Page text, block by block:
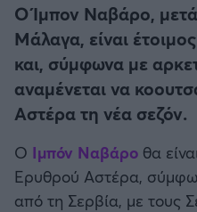
Ατρόμητος Αθηνών
Αστέρας Τρίπολης
Παναιτωλικός
Ο Ίμπον Ναβάρο,
Μάλαγα, είναι
και, σύμφωνα με
αναμένεται να
Αστέρα τη νέα σεζόν.
Ο Ιμπόν Ναβάρο θα
Ερυθρού Αστέρα,
από τη Σερβία, με τους